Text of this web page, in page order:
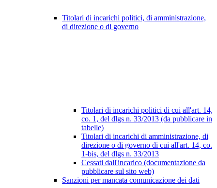
Titolari di incarichi politici, di amministrazione,
di direzione o di governo
Titolari di incarichi politici di cui all'art. 14,
co. 1, del dlgs n. 33/2013 (da pubblicare in
tabelle)
Titolari di incarichi di amministrazione, di
direzione o di governo di cui all'art. 14, co.
1-bis, del dlgs n. 33/2013
Cessati dall'incarico (documentazione da
pubblicare sul sito web)
Sanzioni per mancata comunicazione dei dati